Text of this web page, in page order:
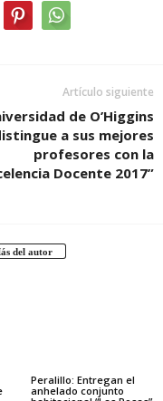
Artículo siguiente
de O’Higgins
a sus mejores
profesores con la
Docente 2017”
del autor
Peralillo: Entregan el
anhelado conjunto